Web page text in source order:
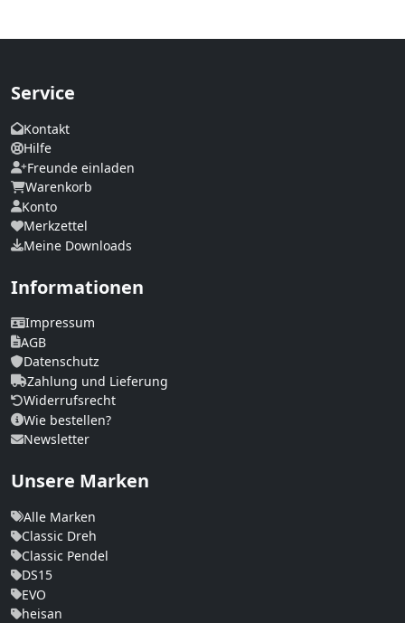
Service
Kontakt
Hilfe
Freunde einladen
Warenkorb
Konto
Merkzettel
Meine Downloads
Informationen
Impressum
AGB
Datenschutz
Zahlung und Lieferung
Widerrufsrecht
Wie bestellen?
Newsletter
Unsere Marken
Alle Marken
Classic Dreh
Classic Pendel
DS15
EVO
heisan